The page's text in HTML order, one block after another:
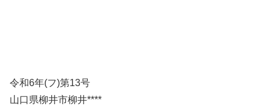
令和6年(フ)第13号
山口県柳井市柳井****